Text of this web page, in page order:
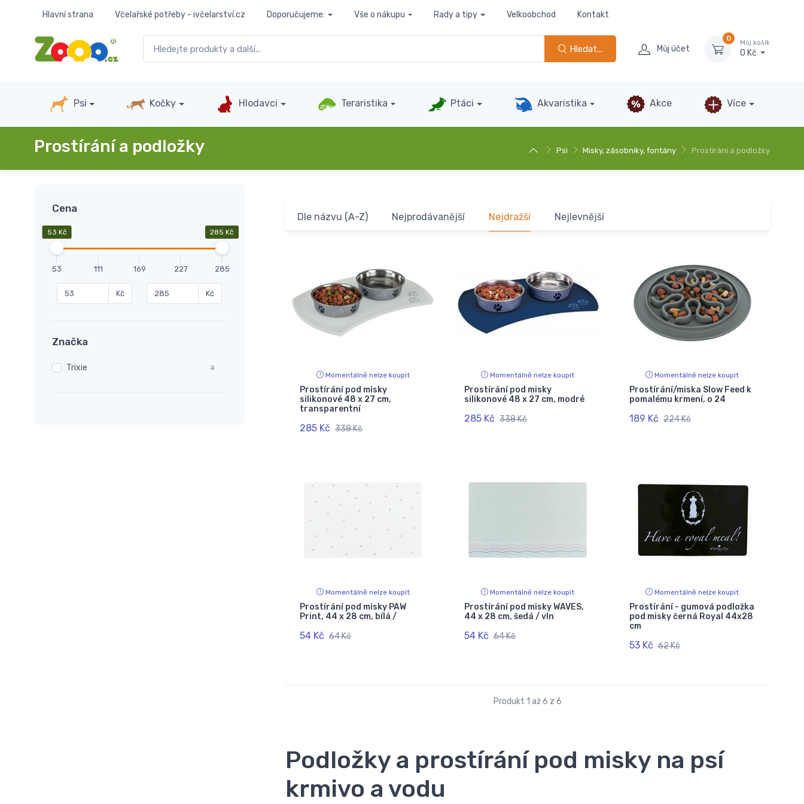
Hlavní strana Včelařské potřeby - ivčelarství.cz Doporučujeme: Vše o nákupu Rady a tipy Velkoobchod Kontakt
Hledat... Můj účet
0
Můj košík
0 Kč
Psi Kočky Hlodavci Teraristika Ptáci Akvaristika Akce Více
Psi Misky, zásobníky, fontány Prostírání a podložky
Prostírání a podložky
Cena
53 Kč 285 Kč
53 111 169 227 285
Kč Kč
Značka
Trixie 4
Dle názvu (A-Z) Nejprodávanější Nejdražší Nejlevnější
Momentálně nelze koupit
Prostírání pod misky
silikonové 48 x 27 cm,
transparentní
285 Kč 338 Kč
Momentálně nelze koupit
Prostírání pod misky
silikonové 48 x 27 cm, modré
285 Kč 338 Kč
Momentálně nelze koupit
Prostírání/miska Slow Feed k
pomalému krmení, o 24
189 Kč 224 Kč
Momentálně nelze koupit
Prostírání pod misky PAW
Print, 44 x 28 cm, bílá /
54 Kč 64 Kč
Momentálně nelze koupit
Prostírání pod misky WAVES,
44 x 28 cm, šedá / vln
54 Kč 64 Kč
Momentálně nelze koupit
Prostírání - gumová podložka
pod misky černá Royal 44x28
cm
53 Kč 62 Kč
Produkt 1 až 6 z 6
Podložky a prostírání pod misky na psí
krmivo a vodu